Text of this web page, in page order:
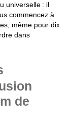
universelle : il
commencez à
même pour dix
dans
de